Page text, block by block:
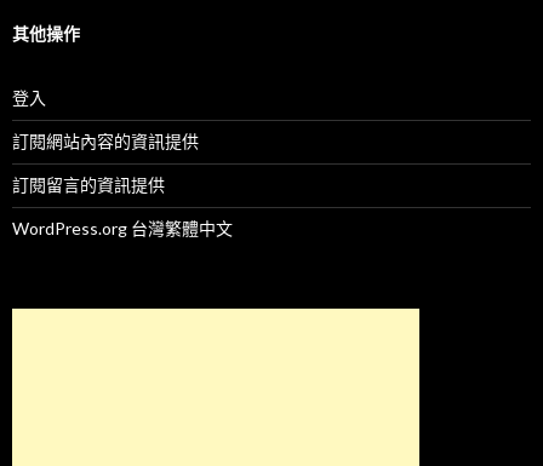
其他操作
登入
訂閱網站內容的資訊提供
訂閱留言的資訊提供
WordPress.org 台灣繁體中文